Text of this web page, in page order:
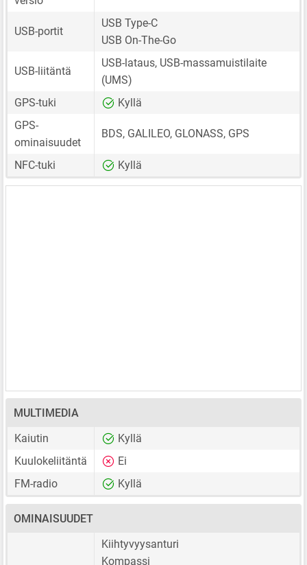
USB-portit
USB Type-C
USB On-The-Go
USB-liitäntä
USB-lataus, USB-massamuistilaite
(UMS)
GPS-tuki
Kyllä
GPS-
ominaisuudet
BDS, GALILEO, GLONASS, GPS
NFC-tuki Kyllä
MULTIMEDIA
Kaiutin
Kyllä
Kuulokeliitäntä
Ei
FM-radio
Kyllä
OMINAISUUDET
Kiihtyvyysanturi
Kompassi